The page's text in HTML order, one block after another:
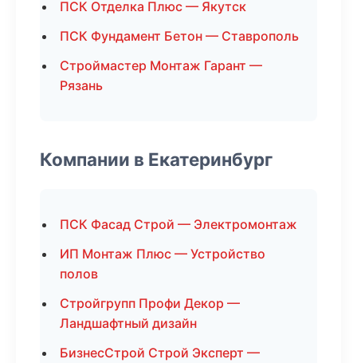
ПСК Отделка Плюс — Якутск
ПСК Фундамент Бетон — Ставрополь
Строймастер Монтаж Гарант —
Рязань
Компании в Екатеринбург
ПСК Фасад Строй — Электромонтаж
ИП Монтаж Плюс — Устройство
полов
Стройгрупп Профи Декор —
Ландшафтный дизайн
БизнесСтрой Строй Эксперт —